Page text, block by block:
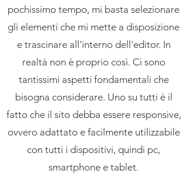
pochissimo tempo, mi basta selezionare
gli elementi che mi mette a disposizione
e trascinare all'interno dell'editor. In
realtà non è proprio così. Ci sono
tantissimi aspetti fondamentali che
bisogna considerare. Uno su tutti è il
fatto che il sito debba essere responsive,
ovvero adattato e facilmente utilizzabile
con tutti i dispositivi, quindi pc,
smartphone e tablet.